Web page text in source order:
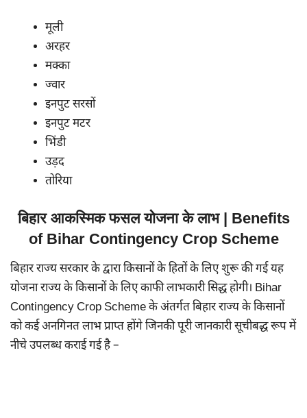
मूली
अरहर
मक्का
ज्वार
इनपुट सरसों
इनपुट मटर
भिंडी
उड़द
तोरिया
बिहार आकस्मिक फसल योजना के लाभ | Benefits
of Bihar Contingency Crop Scheme
बिहार राज्य सरकार के द्वारा किसानों के हितों के लिए शुरू की गई यह
योजना राज्य के किसानों के लिए काफी लाभकारी सिद्ध होगी। Bihar
Contingency Crop Scheme के अंतर्गत बिहार राज्य के किसानों
को कई अनगिनत लाभ प्राप्त होंगे जिनकी पूरी जानकारी सूचीबद्ध रूप में
नीचे उपलब्ध कराई गई है –